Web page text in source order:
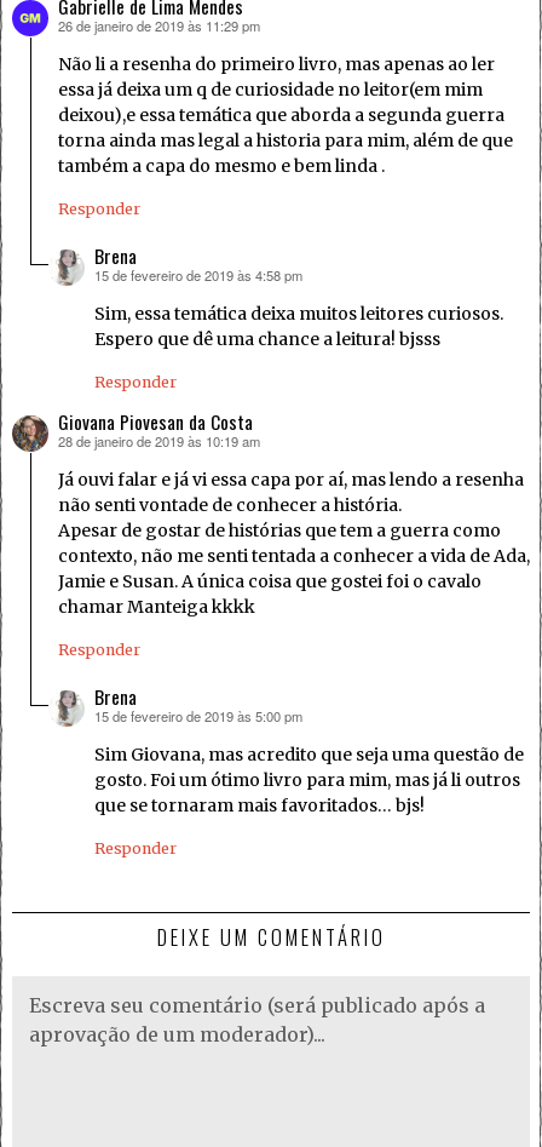
Gabrielle de Lima Mendes
disse:
26 de janeiro de 2019 às 11:29 pm
Não li a resenha do primeiro livro, mas apenas ao ler
essa já deixa um q de curiosidade no leitor(em mim
deixou),e essa temática que aborda a segunda guerra
torna ainda mas legal a historia para mim, além de que
também a capa do mesmo e bem linda .
Responder
Brena
disse:
15 de fevereiro de 2019 às 4:58 pm
Sim, essa temática deixa muitos leitores curiosos.
Espero que dê uma chance a leitura! bjsss
Responder
Giovana Piovesan da Costa
disse:
28 de janeiro de 2019 às 10:19 am
Já ouvi falar e já vi essa capa por aí, mas lendo a resenha
não senti vontade de conhecer a história.
Apesar de gostar de histórias que tem a guerra como
contexto, não me senti tentada a conhecer a vida de Ada,
Jamie e Susan. A única coisa que gostei foi o cavalo
chamar Manteiga kkkk
Responder
Brena
disse:
15 de fevereiro de 2019 às 5:00 pm
Sim Giovana, mas acredito que seja uma questão de
gosto. Foi um ótimo livro para mim, mas já li outros
que se tornaram mais favoritados… bjs!
Responder
DEIXE UM COMENTÁRIO